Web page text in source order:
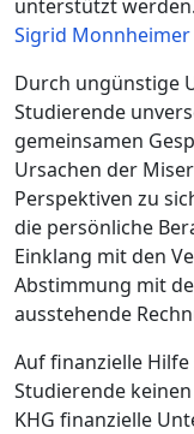
unterstützt
Sigrid Monnheimer
Durch ungünstige
Studierende
gemeinsamen
Ursachen der
Perspektiven zu
die persönliche
Einklang mit den
Abstimmung mit
ausstehende
Auf finanzielle
Studierende
KHG finanzielle